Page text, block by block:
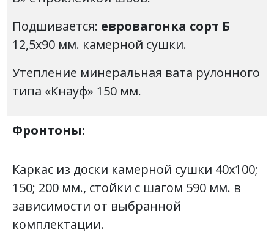
Подшивается: евровагонка сорт Б
12,5х90 мм. камерной сушки.
Утепление минеральная вата рулонного
типа «Кнауф» 150 мм.
Фронтоны:
Каркас из доски камерной сушки 40х100;
150; 200 мм., стойки с шагом 590 мм. в
зависимости от выбранной
комплектации.